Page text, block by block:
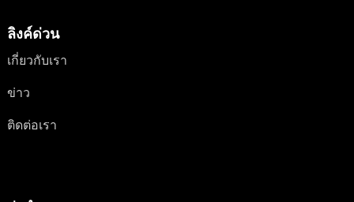
ลิงค์ด่วน
เกี่ยวกับเรา
ข่าว
ติดต่อเรา